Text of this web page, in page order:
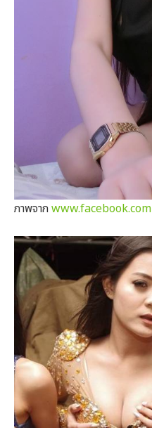
ภาพจาก www.facebook.com